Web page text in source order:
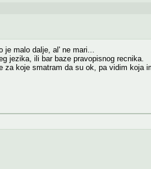
malo dalje, al' ne mari...
jezika, ili bar baze pravopisnog recnika.
koje smatram da su ok, pa vidim koja